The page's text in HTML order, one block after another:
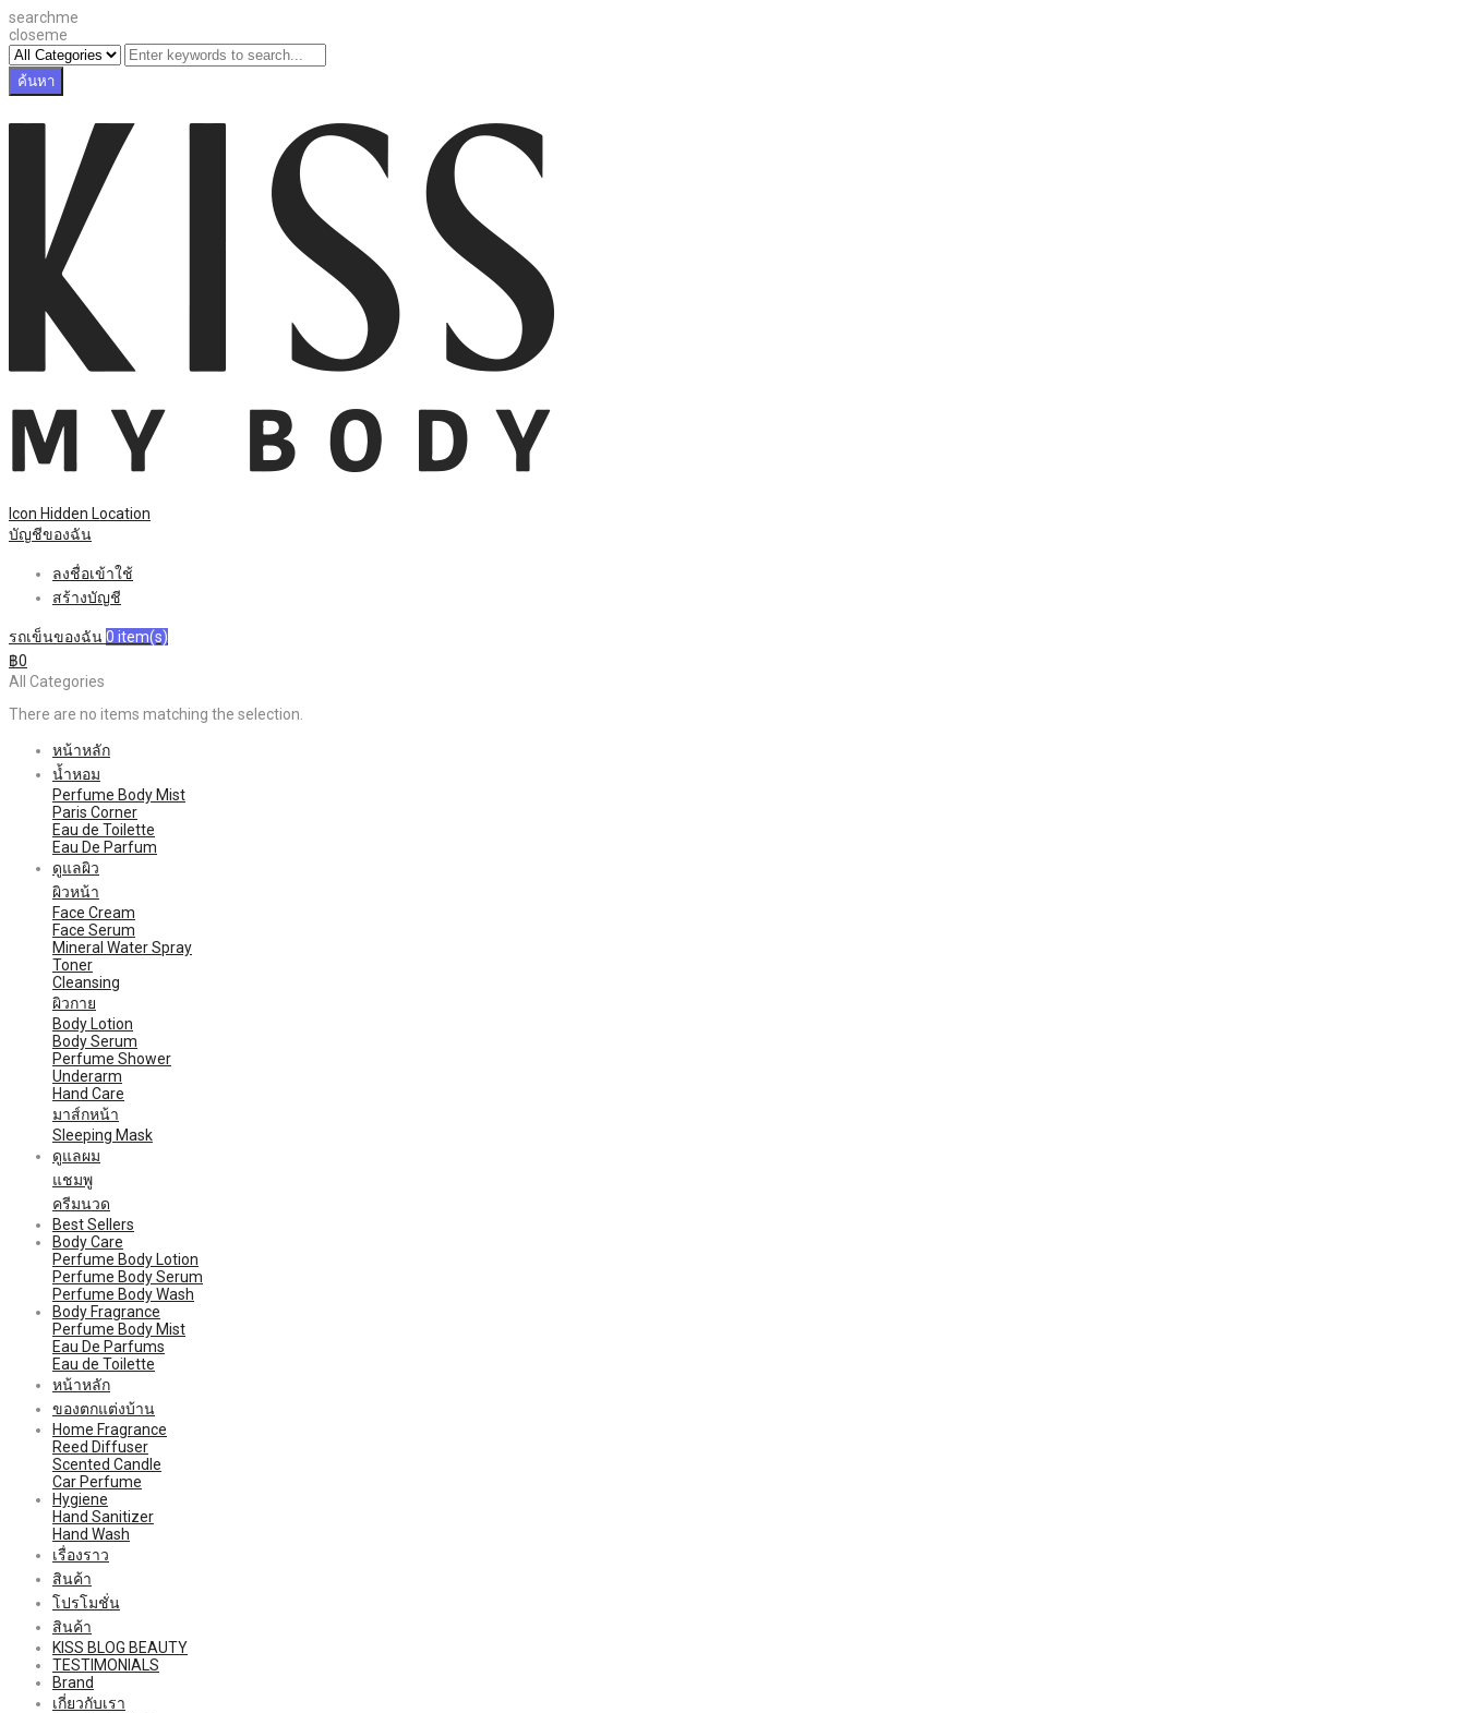
searchme
closeme
ค้นหา
Icon Hidden Location
บัญชีของฉัน
ลงชื่อเข้าใช้
สร้างบัญชี
รถเข็นของฉัน0 item(s)
฿0
All Categories
There are no items matching the selection.
หน้าหลัก
น้ำหอม
Perfume Body Mist
Paris Corner
Eau de Toilette
Eau De Parfum
ดูแลผิว
ผิวหน้า
Face Cream
Face Serum
Mineral Water Spray
Toner
Cleansing
ผิวกาย
Body Lotion
Body Serum
Perfume Shower
Underarm
Hand Care
มาส์กหน้า
Sleeping Mask
ดูแลผม
แชมพู
ครีมนวด
Best Sellers
Body Care
Perfume Body Lotion
Perfume Body Serum
Perfume Body Wash
Body Fragrance
Perfume Body Mist
Eau De Parfums
Eau de Toilette
หน้าหลัก
ของตกแต่งบ้าน
Home Fragrance
Reed Diffuser
Scented Candle
Car Perfume
Hygiene
Hand Sanitizer
Hand Wash
เรื่องราว
สินค้า
โปรโมชั่น
สินค้า
KISS BLOG BEAUTY
TESTIMONIALS
Brand
เกี่ยวกับเรา